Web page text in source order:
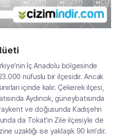
İç Anadolu bölgesinde
nüfuslu bir ilçesidir. Ancak
içinde kalır. Çekerek ilçesi,
Aydıncık, güneybatısında
ve doğusunda Kadışehri
da Tokat'ın Zile ilçesiyle de
uzaklığı ise yaklaşık 90 km'dir.